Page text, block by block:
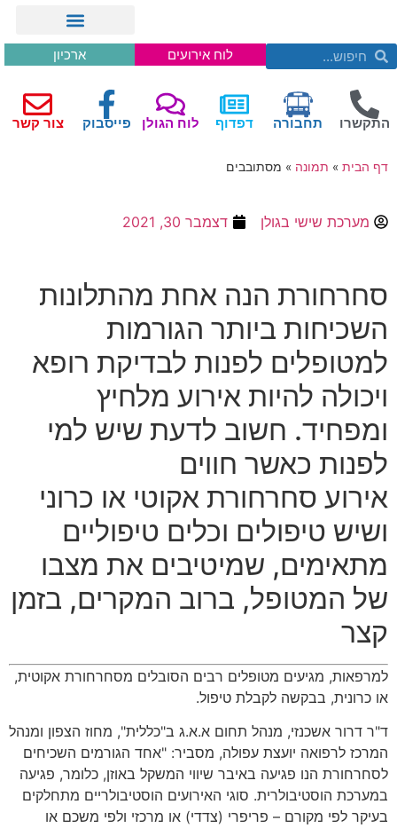
לוח אירועים ארכיון
התקשרו תחבורה דפדוף לוח הגולן פייסבוק צור קשר
דף הבית » תמונה » מסתובבים
מערכת שישי בגולן דצמבר 30, 2021
סחרחורת הנה אחת מהתלונות
השכיחות ביותר הגורמות
למטופלים לפנות לבדיקת רופא
ויכולה להיות אירוע מלחיץ
ומפחיד. חשוב לדעת שיש למי
לפנות כאשר חווים
אירוע סחרחורת אקוטי או כרוני
ושיש טיפולים וכלים טיפוליים
מתאימים, שמיטיבים את מצבו
של המטופל, ברוב המקרים, בזמן
קצר
למרפאות, מגיעים מטופלים רבים הסובלים מסחרחורת אקוטית,
או כרונית, בבקשה לקבלת טיפול.
ד"ר דרור אשכנזי, מנהל תחום א.א.ג ב"כללית", מחוז הצפון ומנהל
המרכז לרפואה יועצת עפולה, מסביר: "אחד הגורמים השכיחים
לסחרחורת הנו פגיעה באיבר שיווי המשקל באוזן, כלומר, פגיעה
במערכת הוסטיבולרית. סוגי האירועים הוסטיבולריים מתחלקים
בעיקר לפי מקורם – פריפרי (צדדי) או מרכזי ולפי משכם או